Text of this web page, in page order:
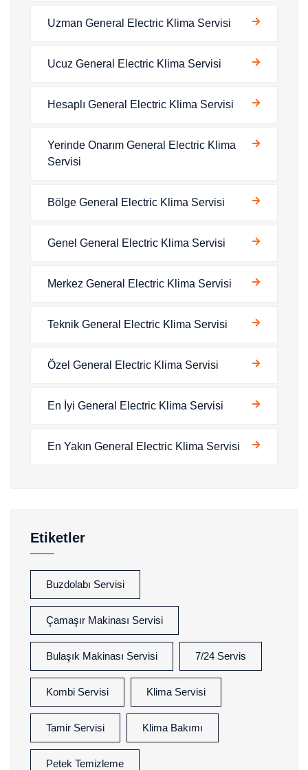
Uzman General Electric Klima Servisi
Ucuz General Electric Klima Servisi
Hesaplı General Electric Klima Servisi
Yerinde Onarım General Electric Klima
Servisi
Bölge General Electric Klima Servisi
Genel General Electric Klima Servisi
Merkez General Electric Klima Servisi
Teknik General Electric Klima Servisi
Özel General Electric Klima Servisi
En İyi General Electric Klima Servisi
En Yakın General Electric Klima Servisi
Etiketler
Buzdolabı Servisi
Çamaşır Makinası Servisi
Bulaşık Makinası Servisi 7/24 Servis
Kombi Servisi Klima Servisi
Tamir Servisi Klima Bakımı
Petek Temizleme